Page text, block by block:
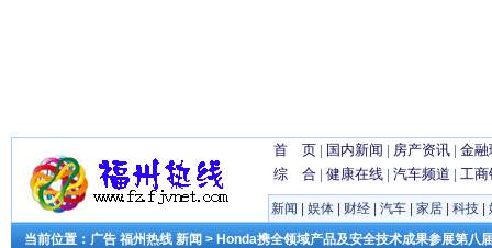
首 页 | 国内新闻 | 房产资讯 | 金融
综 合 | 健康在线 | 汽车频道 | 工商
新闻 娱体 财经 汽车 家居 科技
当前位置： 广告 福州热线 新闻 > Honda携全领域产品及安全技术成果参展第八